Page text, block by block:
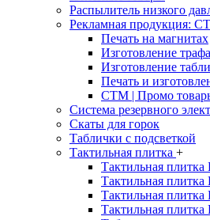
Распылитель низкого
Рекламная продукция:
Печать на магнитах
Изготовление
Изготовление
Печать и
CTM | Промо
Система резервного
Скаты для горок
Таблички с подсветкой
Тактильная плитка +
Тактильная
Тактильная
Тактильная
Тактильная